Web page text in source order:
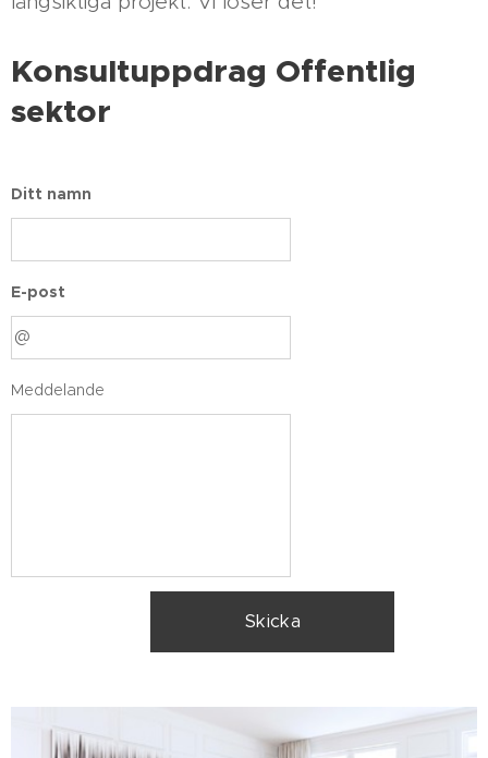
Konsultuppdrag Offentlig
sektor
Ditt namn
E-post
Meddelande
Skicka